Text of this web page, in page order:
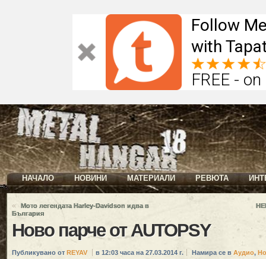
Follow
with
FREE -
НАЧАЛО НОВИНИ МАТЕРИАЛИ РЕВЮТА
«
Мото легендата Harley-Davidson идва в
България
Ново парче от AUTOPSY
Публикувано от REYAV в 12:03 часа на 27.03.2014 г. Намира се в Аудио,